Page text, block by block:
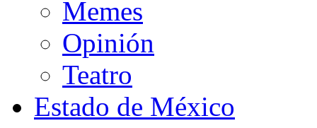
Memes
Opinión
Teatro
Estado de México